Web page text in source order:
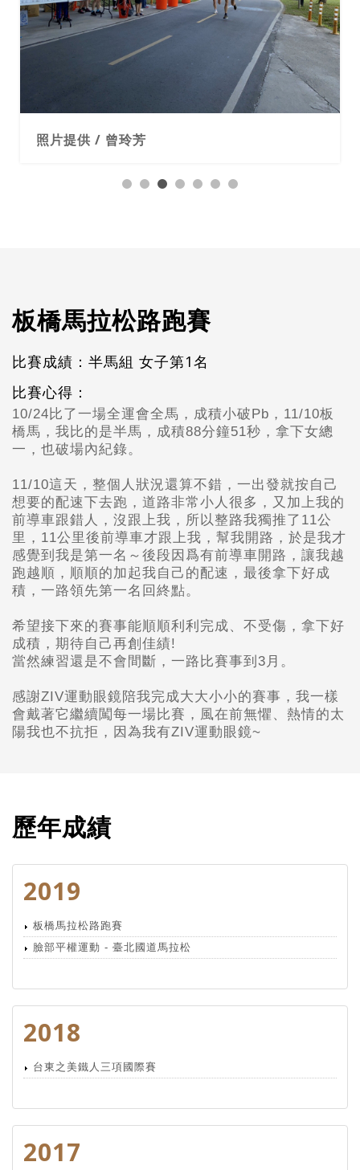
照片提供 / 曾玲芳
板橋馬拉松路跑賽
比賽成績：半馬組 女子第1名
比賽心得：
10/24比了一場全運會全馬，成積小破Pb，11/10板
橋馬，我比的是半馬，成積88分鐘51秒，拿下女總
一，也破場內紀錄。
11/10這天，整個人狀況還算不錯， 一出發就按自己
想要的配速下去跑，道路非常小人很多，又加上我的
前導車跟錯人，沒跟上我，所以整路我獨推了11公
里，11公里後前導車才跟上我，幫我開路，於是我才
感覺到我是第一名～ 後段因爲有前導車開路，讓我越
跑越順，順順的加起我自己的配速，最後拿下好成
積， 一路領先第一名回終點。
希望接下來的賽事能順順利利完成、不受傷，拿下好
成積，期待自己再創佳績!
當然練習還是不會間斷， 一路比賽事到3 月。
感謝ZIV運動眼鏡陪我完成大大小小的賽事，我一樣
會戴著它繼續闖每一場比賽，風在前無懼、熱情的太
陽我也不抗拒，因為我有ZIV運動眼鏡~
歷年成績
2019
板橋馬拉松路跑賽
臉部平權運動 - 臺北國道馬拉松
2018
台東之美鐵人三項國際賽
2017